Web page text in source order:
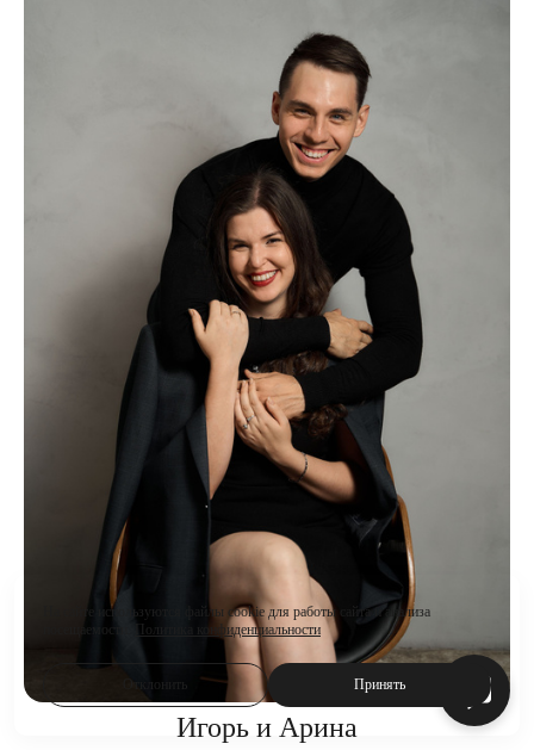
Игорь и Арина
На сайте используются файлы cookie для работы сайта и анализа
Политика конфиденциальности
Отклонить Принять